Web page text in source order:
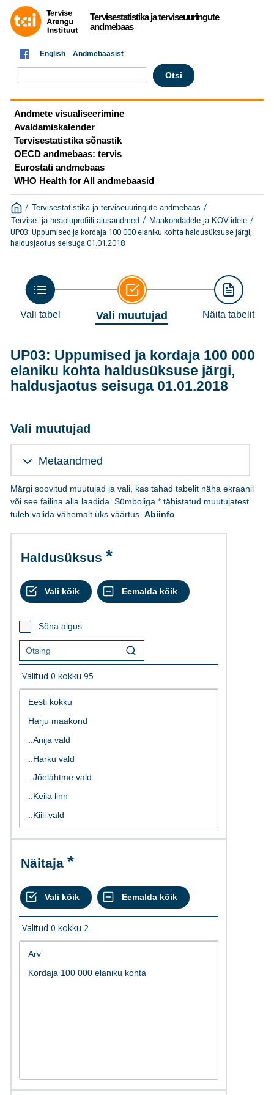
Tervisestatistika ja terviseuuringute
andmebaas
English Andmebaasist
Andmete visualiseerimine
Avaldamiskalender
Tervisestatistika sõnastik
OECD andmebaas: tervis
Eurostati andmebaas
WHO Health for All andmebaasid
/ Tervisestatistika ja terviseuuringute andmebaas /
Tervise- ja heaoluprofiili alusandmed / Maakondadele ja KOV-idele /
UP03: Uppumised ja kordaja 100 000 elaniku kohta haldusüksuse järgi,
haldusjaotus seisuga 01.01.2018
Vali tabel Vali muutujad Näita tabelit
UP03: Uppumised ja kordaja 100 000
elaniku kohta haldusüksuse järgi,
haldusjaotus seisuga 01.01.2018
Vali muutujad
Metaandmed
Märgi soovitud muutujad ja vali, kas tahad tabelit näha ekraanil
või see failina alla laadida. Sümboliga * tähistatud muutujatest
tuleb valida vähemalt üks väärtus. Abiinfo
Haldusüksus
Sõna algus
Valitud 0 kokku 95
Näitaja
Valitud 0 kokku 2